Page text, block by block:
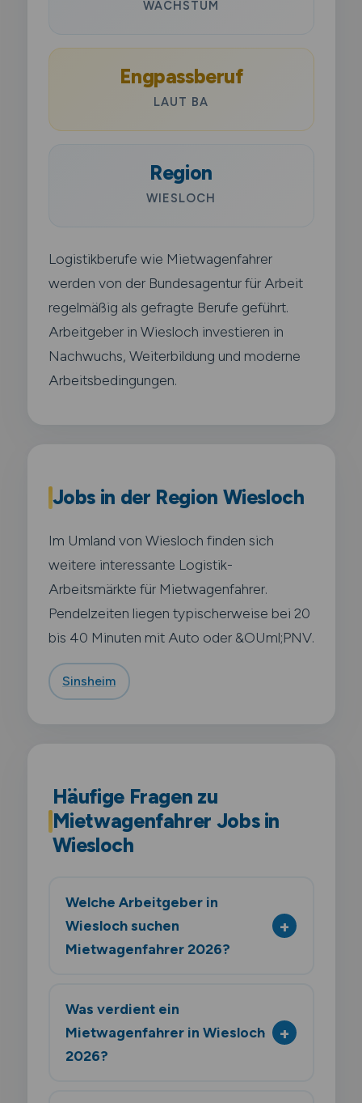
WACHSTUM
Engpassberuf
LAUT BA
Region
WIESLOCH
Logistikberufe wie Mietwagenfahrer
werden von der Bundesagentur für Arbeit
regelmäßig als gefragte Berufe geführt.
Arbeitgeber in Wiesloch investieren in
Nachwuchs, Weiterbildung und moderne
Arbeitsbedingungen.
Jobs in der Region Wiesloch
Im Umland von Wiesloch finden sich
weitere interessante Logistik-
Arbeitsmärkte für Mietwagenfahrer.
Pendelzeiten liegen typischerweise bei 20
bis 40 Minuten mit Auto oder &OUml;PNV.
Sinsheim
Häufige Fragen zu
Mietwagenfahrer Jobs in
Wiesloch
Welche Arbeitgeber in
Wiesloch suchen
Mietwagenfahrer 2026?
Was verdient ein
Mietwagenfahrer in Wiesloch
2026?